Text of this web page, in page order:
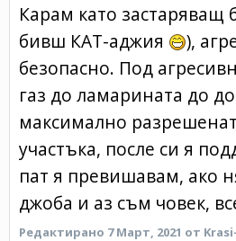
Карам като застаряващ
бивш КАТ-аджия
),
безопасно. Под
газ до ламарината до
максимално
участъка, после си я
пат я превишавам, ако
джоба и аз съм човек,
Редактирано 7 Март, 2021 от